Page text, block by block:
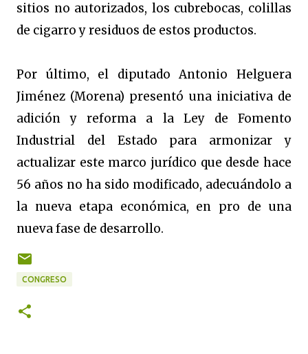
sitios no autorizados, los cubrebocas, colillas
de cigarro y residuos de estos productos.
Por último, el diputado Antonio Helguera
Jiménez (Morena) presentó una iniciativa de
adición y reforma a la Ley de Fomento
Industrial del Estado para armonizar y
actualizar este marco jurídico que desde hace
56 años no ha sido modificado, adecuándolo a
la nueva etapa económica, en pro de una
nueva fase de desarrollo.
CONGRESO